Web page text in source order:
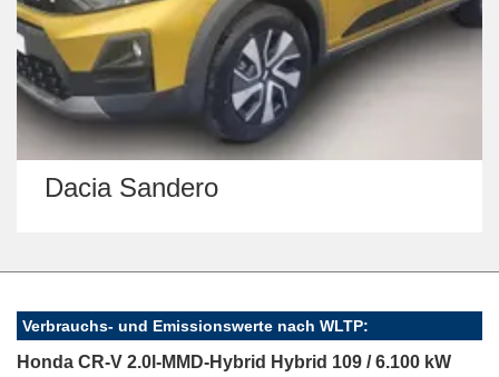
Verbrauchs- und Emissionswerte nach WLTP:
Honda CR-V 2.0l-MMD-Hybrid Hybrid 109 / 6.100 kW